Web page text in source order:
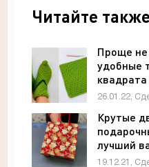
Читайте
Проще не
удобные
«Своими
26.01.22,
Крутые
лучший
подарков
19.12.21,